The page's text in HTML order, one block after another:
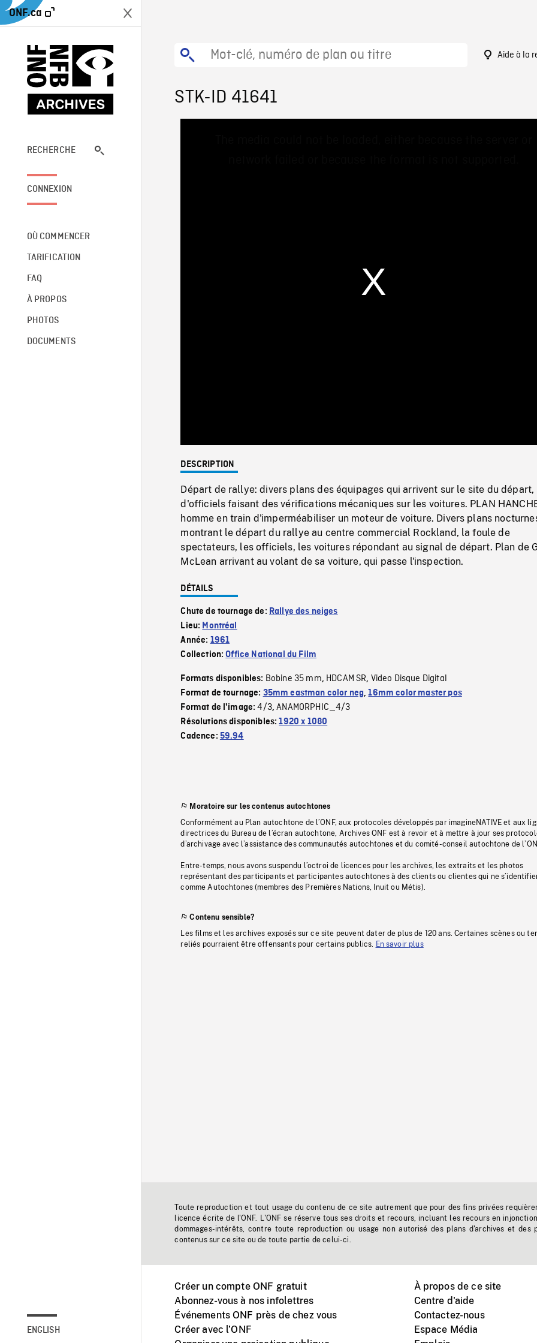
ONF.ca
RECHERCHE
CONNEXION
OÙ COMMENCER
TARIFICATION
FAQ
À PROPOS
PHOTOS
DOCUMENTS
ENGLISH
Aide à la
STK-ID 41641
0%
DESCRIPTION
Départ de rallye: divers plans des équipages qui arrivent sur le site du départ,
d'officiels faisant des vérifications mécaniques sur les voitures. PLAN
homme en train d'imperméabiliser un moteur de voiture. Divers plans
montrant le départ du rallye au centre commercial Rockland, la foule de
spectateurs, les officiels, les voitures répondant au signal de départ. Plan de
McLean arrivant au volant de sa voiture, qui passe l'inspection.
DÉTAILS
Chute de tournage de: Rallye des neiges
Lieu: Montréal
Année: 1961
Collection:Office National du Film
Formats disponibles: Bobine 35 mm, HDCAM SR, Video Disque Digital
Format de tournage: 35mm eastman color neg,16mm color master pos
Format de l'image:4/3,ANAMORPHIC_4/3
Résolutions disponibles:1920 x 1080
Cadence: 59.94
Moratoire sur les contenus autochtones
Conformément au Plan autochtone de l’ONF, aux protocoles développés par imagineNATIVE et aux
directrices du Bureau de l’écran autochtone, Archives ONF est à revoir et à mettre à jour ses
d’archivage avec l’assistance des communautés autochtones et du comité-conseil autochtone de
Entre-temps, nous avons suspendu l’octroi de licences pour les archives, les extraits et les photos
représentant des participants et participantes autochtones à des clients ou clientes qui ne
comme Autochtones (membres des Premières Nations, Inuit ou Métis).
Contenu sensible?
Les films et les archives exposés sur ce site peuvent dater de plus de 120 ans. Certaines scènes ou
reliés pourraient être offensants pour certains publics.
En savoir plus
Toute reproduction et tout usage du contenu de ce site autrement que pour des fins privées
licence écrite de l'ONF. L'ONF se réserve tous ses droits et recours, incluant les recours en
dommages-intérêts, contre toute reproduction ou usage non autorisé des plans d'archives et des
contenus sur ce site ou de toute partie de celui-ci.
Créer un compte ONF gratuit
Abonnez-vous à nos infolettres
Événements ONF près de chez vous
Créer avec l’ONF
À propos de ce site
Centre d'aide
Contactez-nous
Espace Média